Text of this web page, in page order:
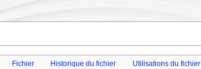
Fichier Historique du fichier Utilisations du fichier